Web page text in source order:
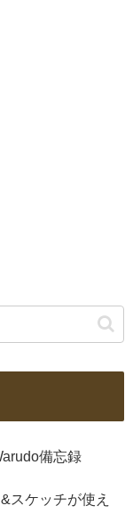
備忘録
スケッチが使え